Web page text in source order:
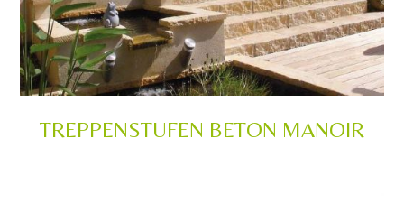
TREPPENSTUFEN BETON MANOIR